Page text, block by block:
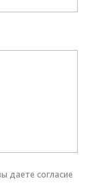
даете согласие